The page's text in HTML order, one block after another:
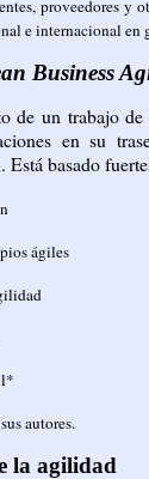
proveedores y
e internacional en
Business
de un trabajo de
en su
basado
ágiles
autores.
la agilidad